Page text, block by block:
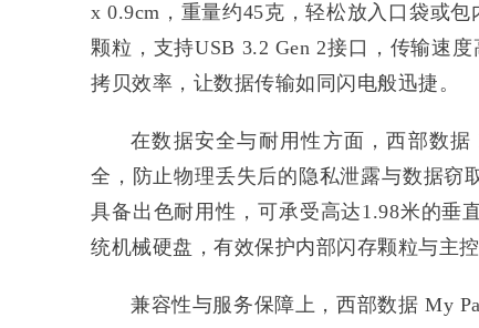
x 0.9cm，重量约45克，轻松放入口袋或
颗粒，支持USB 3.2 Gen 2接口，传输速
拷贝效率，让数据传输如同闪电般迅捷。
在数据安全与耐用性方面，西部数据
全，防止物理丢失后的隐私泄露与数据窃
具备出色耐用性，可承受高达1.98米的垂
统机械硬盘，有效保护内部闪存颗粒与主
兼容性与服务保障上，西部数据 My